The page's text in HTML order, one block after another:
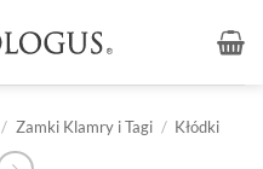
/ Zamki Klamry i Tagi / Kłódki